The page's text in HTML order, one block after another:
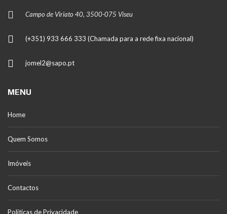
Campo de Viriato 40, 3500-075 Viseu
(+351) 933 666 333 (Chamada para a rede fixa nacional)
jomel2@sapo.pt
MENU
Home
Quem Somos
Imóveis
Contactos
Políticas de Privacidade